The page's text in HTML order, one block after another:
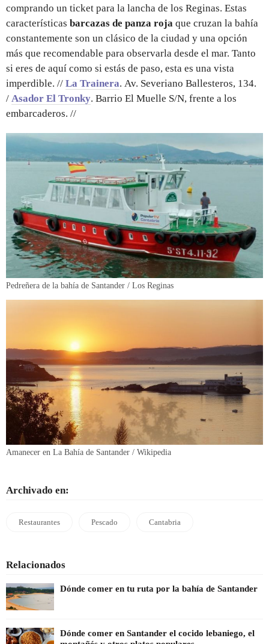
comprando un ticket para la lancha de los Reginas. Estas
características barcazas de panza roja que cruzan la bahía
constantemente son un clásico de la ciudad y una opción
más que recomendable para observarla desde el mar. Tanto
si eres de aquí como si estás de paso, esta es una vista
imperdible. // La Trainera. Av. Severiano Ballesteros, 134.
/ Asador El Tronky. Barrio El Muelle S/N, frente a los
embarcaderos. //
Pedreñera de la bahía de Santander / Los Reginas
Amanecer en La Bahía de Santander / Wikipedia
Archivado en:
Restaurantes Pescado Cantabria
Relacionados
Dónde comer en tu ruta por la bahía de Santander
Dónde comer en Santander el cocido lebaniego, el